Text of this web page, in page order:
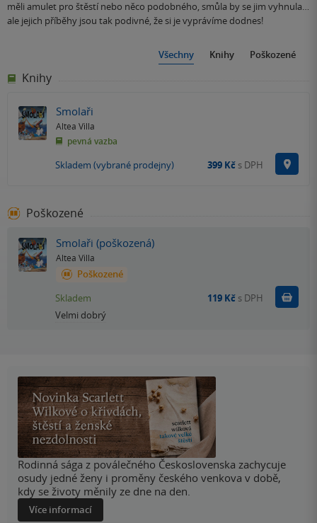
měli amulet pro štěstí nebo něco podobného, smůla by se jim vyhnula…
ale jejich příběhy jsou tak podivné, že si je vyprávíme dodnes!
Všechny Knihy Poškozené
Knihy
Smolaři
Altea Villa
pevná vazba
Skladem (vybrané prodejny) 399 Kč s DPH
Poškozené
Smolaři (poškozená)
Altea Villa
Poškozené
Velmi dobrý
Skladem 119 Kč s DPH
Rodinná sága z poválečného Československa zachycuje
osudy jedné ženy i proměny českého venkova v době,
kdy se životy měnily ze dne na den.
Více informací